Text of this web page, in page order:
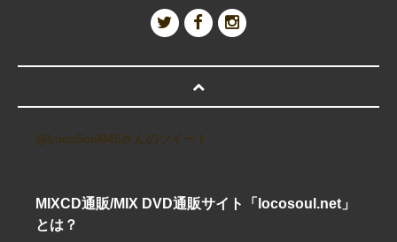
@LocoSoul045さんのツイート
MIXCD通販/MIX DVD通販サイト「locosoul.net」
とは？